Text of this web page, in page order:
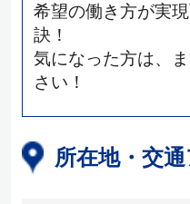
希望の働き方が実
訣！
気になった方は、
さい！
所在地・交